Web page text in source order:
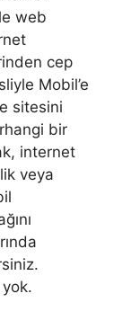
web
cep
Mobil’e
sitesini
bir
internet
veya